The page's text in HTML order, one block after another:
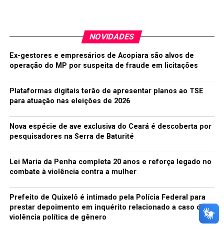
desconhecidos revelam algumas afirmando que Karin
ainda está viva, mas a última atualização ocorreu em
janeiro de 2015. O que será que podemos pensar dessa
história?
2. 62.10401554464931 24.459908986464143
Em agosto de 2014, um novo vídeo foi publicado no
24.459908986464143”. De acordo com um usuário do
Reddit, ele teria descoberto o vídeo após fazer uma
material bizarro que você pode ver logo abaixo deste
parágrafo.
NOVIDADES
Ex-gestores e empresários de Acopiara são alvos de
operação do MP por suspeita de fraude em licitações
Plataformas digitais terão de apresentar planos ao TSE
para atuação nas eleições de 2026
Nova espécie de ave exclusiva do Ceará é descoberta por
pesquisadores na Serra de Baturité
Lei Maria da Penha completa 20 anos e reforça legado no
combate à violência contra a mulher
Prefeito de Quixelô é intimado pela Polícia Federal para
prestar depoimento em inquérito relacionado a caso de
violência política de gênero